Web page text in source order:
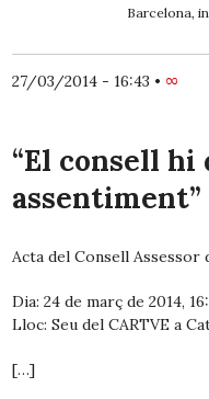
Barcelona,
27/03/2014 - 16:43 • ∞
“El consell hi
assentiment”
Acta del Consell Assessor
Dia: 24 de març de 2014,
Lloc: Seu del CARTVE a
[…]